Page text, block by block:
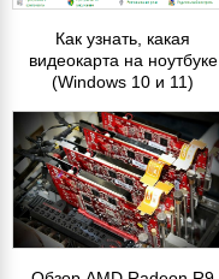
Как узнать, какая
видеокарта на ноутбуке
(Windows 10 и 11)